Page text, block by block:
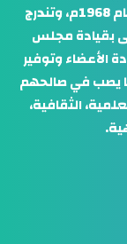
نقابة أطباء الأسنان بالأسكندرية تأسست عام 1968م، وتندرج
بقيادة مجلس
الأعضاء وتوفير
يصب في صالحهم
الثقافية،